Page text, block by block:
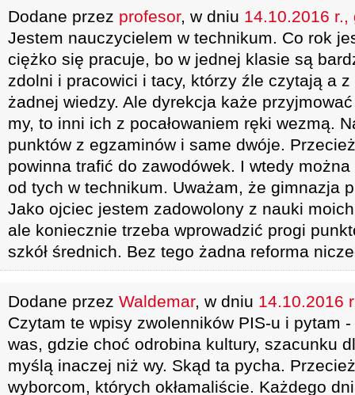
Dodane przez profesor, w dniu 14.10.2016 r.,
Jestem nauczycielem w technikum. Co rok
ciężko się pracuje, bo w jednej klasie są
zdolni i pracowici i tacy, którzy źle czytają a
żadnej wiedzy. Ale dyrekcja każe
my, to inni ich z pocałowaniem ręki wezmą.
punktów z egzaminów i same dwóje.
powinna trafić do zawodówek. I wtedy
od tych w technikum. Uważam, że gimnazja
Jako ojciec jestem zadowolony z nauki
ale koniecznie trzeba wprowadzić progi
szkół średnich. Bez tego żadna reforma
Dodane przez Waldemar, w dniu 14.10.2016
Czytam te wpisy zwolenników PIS-u i pytam
was, gdzie choć odrobina kultury, szacunku
myślą inaczej niż wy. Skąd ta pycha.
wyborcom, których okłamaliście. Każdego